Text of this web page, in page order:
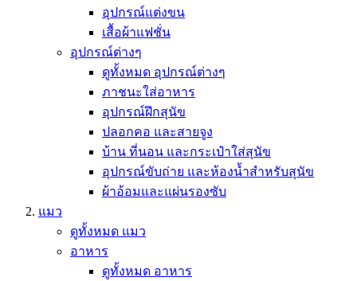
อุปกรณ์แต่งขน
เสื้อผ้าแฟชั่น
อุปกรณ์ต่างๆ
ดูทั้งหมด อุปกรณ์ต่างๆ
ภาชนะใส่อาหาร
อุปกรณ์ฝึกสุนัข
ปลอกคอ และสายจูง
บ้าน ที่นอน และกระเป๋าใส่สุนัข
อุปกรณ์ขับถ่าย และห้องน้ำสำหรับสุนัข
ผ้าอ้อมและแผ่นรองซับ
แมว
ดูทั้งหมด แมว
อาหาร
ดูทั้งหมด อาหาร